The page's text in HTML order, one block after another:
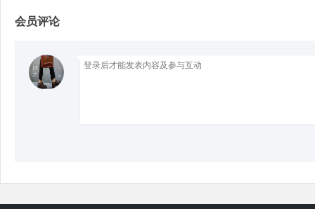
会员评论